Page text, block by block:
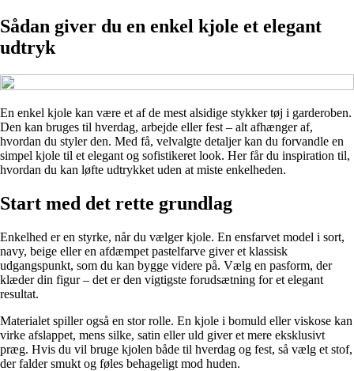
Sådan giver du en enkel kjole et elegant
udtryk
En enkel kjole kan være et af de mest alsidige stykker tøj i garderoben.
Den kan bruges til hverdag, arbejde eller fest – alt afhænger af,
hvordan du styler den. Med få, velvalgte detaljer kan du forvandle en
simpel kjole til et elegant og sofistikeret look. Her får du inspiration til,
hvordan du kan løfte udtrykket uden at miste enkelheden.
Start med det rette grundlag
Enkelhed er en styrke, når du vælger kjole. En ensfarvet model i sort,
navy, beige eller en afdæmpet pastelfarve giver et klassisk
udgangspunkt, som du kan bygge videre på. Vælg en pasform, der
klæder din figur – det er den vigtigste forudsætning for et elegant
resultat.
Materialet spiller også en stor rolle. En kjole i bomuld eller viskose kan
virke afslappet, mens silke, satin eller uld giver et mere eksklusivt
præg. Hvis du vil bruge kjolen både til hverdag og fest, så vælg et stof,
der falder smukt og føles behageligt mod huden.